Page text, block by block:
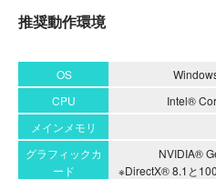
推奨動作環境
OS
CPU
Intel®
メインメモリ
グラフィックカ
ード
NVIDIA®
※DirectX® 8.1と